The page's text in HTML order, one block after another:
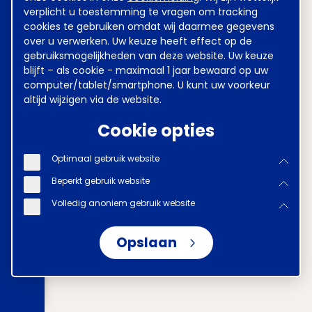
verplicht u toestemming te vragen om tracking
cookies te gebruiken omdat wij daarmee gegevens
over u verwerken. Uw keuze heeft effect op de
gebruiksmogelijkheden van deze website. Uw keuze
blijft – als cookie - maximaal 1 jaar bewaard op uw
computer/tablet/smartphone. U kunt uw voorkeur
altijd wijzigen via de website.
Cookie opties
Optimaal gebruik website
Beperkt gebruik website
Volledig anoniem gebruik website
Opslaan